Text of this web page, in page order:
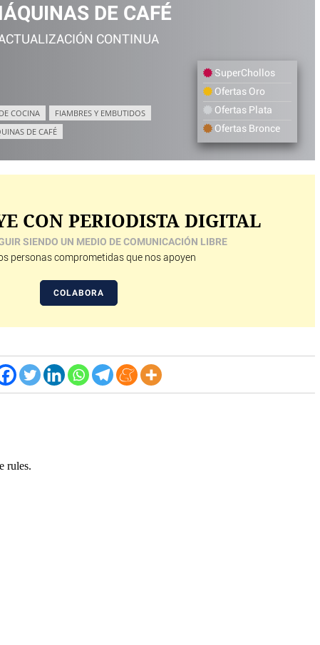
DE CAFÉ
CONTINUA
COCINA
FIAMBRES Y EMBUTIDOS
DE CAFÉ
SuperChollos
Ofertas Oro
Ofertas Plata
Ofertas Bronce
CON PERIODISTA DIGITAL
SIENDO UN MEDIO DE COMUNICACIÓN LIBRE
personas comprometidas que nos apoyen
COLABORA